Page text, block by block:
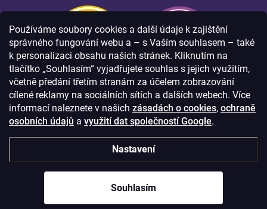
Používáme soubory cookies a další údaje k zajištění
správného fungování webu a – s Vaším souhlasem – také
k personalizaci obsahu našich stránek. Kliknutím na
tlačítko „Souhlasím“ vyjadřujete souhlas s jejich využitím,
včetně předání třetím stranám za účelem zobrazování
cílené reklamy na sociálních sítích a dalších webech. Více
informací naleznete v našich zásadách o cookies, ochraně
osobních údajů a využití dat společností Google.
Nastavení
Souhlasím
Nakupujte na FOA bezpečně a bez obav.
Díky HTTPS protokolu jsou Vaše citlivá
data v naprostém bezpečí.
© Copyright2026Westlogic s.r.o.,
Olomoucká 267/29, Opava, 746 01